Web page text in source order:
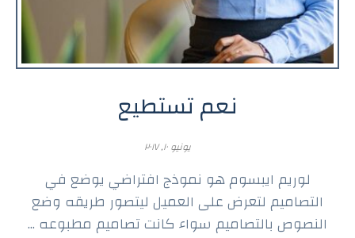
نعم تستطيع
يونيو ١٠, ٢٠١٧
لوريم ايبسوم هو نموذج افتراضي يوضع في
التصاميم لتعرض على العميل ليتصور طريقه وضع
النصوص بالتصاميم سواء كانت تصاميم مطبوعه ...